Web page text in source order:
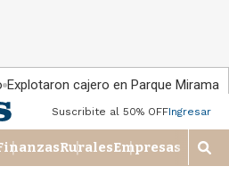
Explotaron cajero en Parque Miramar
Suscribite al 50% OFFIngresar
RuralesEmpresas
M
o